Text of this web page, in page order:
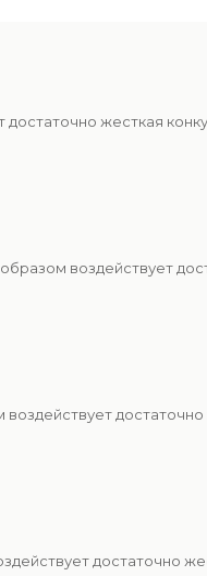
жесткая
воздействует
достаточно